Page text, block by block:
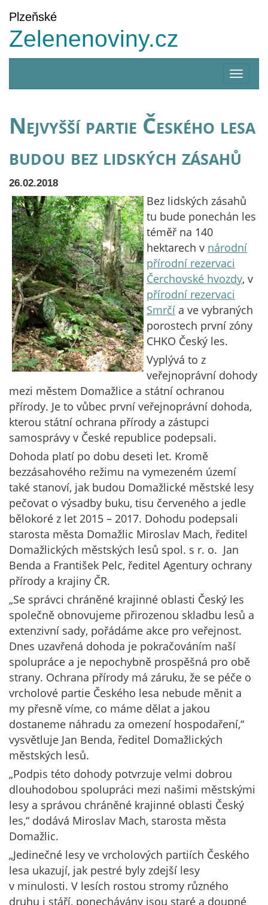
Plzeňské
Zelenenoviny.cz
menu
Nejvyšší partie Českého lesa
budou bez lidských zásahů
26.02.2018
Bez lidských zásahů
tu bude ponechán les
téměř na 140
hektarech v národní
přírodní rezervaci
Čerchovské hvozdy, v
přírodní rezervaci
Smrčí a ve vybraných
porostech první zóny
CHKO Český les.
Vyplývá to z
veřejnoprávní dohody
mezi městem Domažlice a státní ochranou
přírody. Je to vůbec první veřejnoprávní dohoda,
kterou státní ochrana přírody a zástupci
samosprávy v České republice podepsali.
Dohoda platí po dobu deseti let. Kromě
bezzásahového režimu na vymezeném území
také stanoví, jak budou Domažlické městské lesy
pečovat o výsadby buku, tisu červeného a jedle
bělokoré z let 2015 – 2017. Dohodu podepsali
starosta města Domažlic Miroslav Mach, ředitel
Domažlických městských lesů spol. s r. o. Jan
Benda a František Pelc, ředitel Agentury ochrany
přírody a krajiny ČR.
„Se správci chráněné krajinné oblasti Český les
společně obnovujeme přirozenou skladbu lesů a
extenzivní sady, pořádáme akce pro veřejnost.
Dnes uzavřená dohoda je pokračováním naší
spolupráce a je nepochybně prospěšná pro obě
strany. Ochrana přírody má záruku, že se péče o
vrcholové partie Českého lesa nebude měnit a
my přesně víme, co máme dělat a jakou
dostaneme náhradu za omezení hospodaření,“
vysvětluje Jan Benda, ředitel Domažlických
městských lesů.
„Podpis této dohody potvrzuje velmi dobrou
dlouhodobou spolupráci mezi našimi městskými
lesy a správou chráněné krajinné oblasti Český
les,“ dodává Miroslav Mach, starosta města
Domažlic.
„Jedinečné lesy ve vrcholových partiích Českého
lesa ukazují, jak pestré byly zdejší lesy
v minulosti. V lesích rostou stromy různého
druhu i stáří, ponechávány jsou staré a doupné